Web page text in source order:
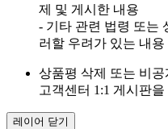
제 및 게시한 내용
- 기타 관련 법령 또는
러할 우려가 있는 내용
상품평 삭제 또는 비
고객센터 1:1 게시판
레이어 닫기